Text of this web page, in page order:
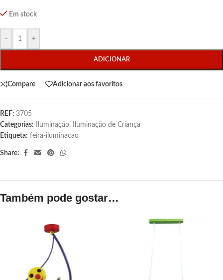
Em stock
- +
ADICIONAR
Compare Adicionar aos favoritos
REF: 3705
Categorias:
Iluminação,
Iluminação de Criança
Etiqueta: feira-iluminacao
Share:
Também pode gostar…